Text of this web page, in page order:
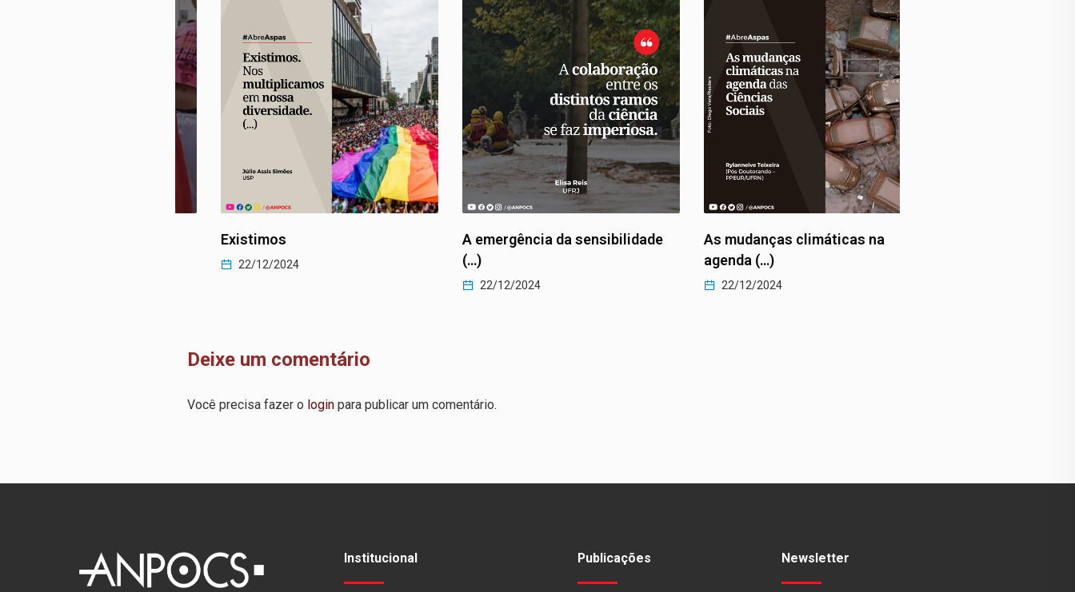
Existimos
22/12/2024
A emergência da sensibilidade
22/12/2024
As mudanças climáticas na
agenda (…)
22/12/2024
Deixe um comentário
Você precisa fazer o login para publicar um comentário.
Institucional Publicações Newsletter